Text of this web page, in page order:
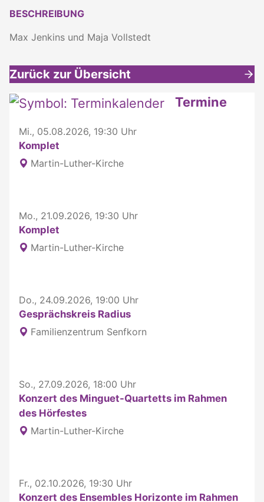
BESCHREIBUNG
Max Jenkins und Maja Vollstedt
Zurück zur Übersicht
Weitere interessante Inhalte Termine
Mi., 05.08.2026, 19:30 Uhr
Komplet
Martin-Luther-Kirche
Mo., 21.09.2026, 19:30 Uhr
Komplet
Martin-Luther-Kirche
Do., 24.09.2026, 19:00 Uhr
Gesprächskreis Radius
Familienzentrum Senfkorn
So., 27.09.2026, 18:00 Uhr
Konzert des Minguet-Quartetts im Rahmen
des Hörfestes
Martin-Luther-Kirche
Fr., 02.10.2026, 19:30 Uhr
Konzert des Ensembles Horizonte im Rahmen